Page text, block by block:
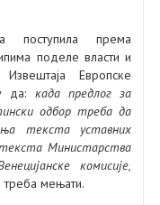
поступила према
поделе власти и
Европске
да: када предлог за
одбор треба да
текста уставних
Министарства
комисије,
треба мењати.